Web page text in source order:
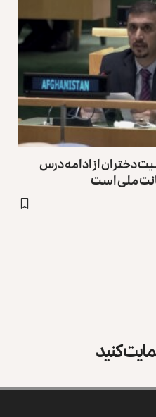
دختران از ادامه درس
ملی است
کنید